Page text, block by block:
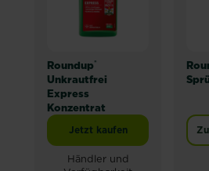
Roundup®
Unkrautfrei
Express
Konzentrat
Jetzt kaufenRoundup® Unkrautfrei
Händler und